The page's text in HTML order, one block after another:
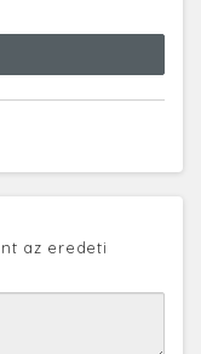
az eredeti